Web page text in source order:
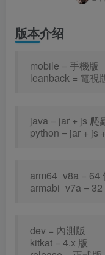
版本介绍
mobile = 手機版
leanback = 電視
java = jar + js 爬
python = jar + js
arm64_v8a = 64
armabi_v7a = 32
dev = 內測版
kitkat = 4.x 版